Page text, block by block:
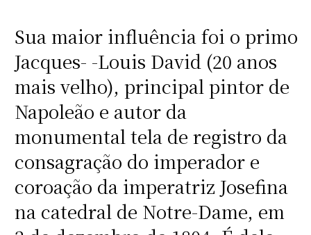
Sua maior influência foi o primo
Jacques- -Louis David (20 anos
mais velho), principal pintor de
Napoleão e autor da
monumental tela de registro da
consagração do imperador e
coroação da imperatriz Josefina
na catedral de Notre-Dame, em